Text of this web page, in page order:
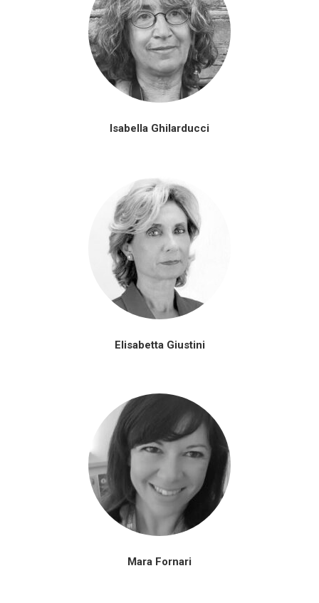
Isabella Ghilarducci
Elisabetta Giustini
Mara Fornari